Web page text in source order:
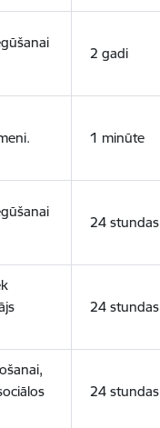
2 gadi
1 minūte
24 stundas
24 stundas
24 stundas